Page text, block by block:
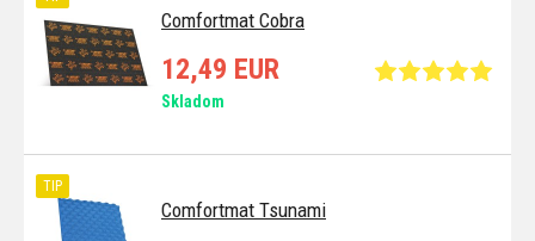
Comfortmat Cobra
12,49 EUR
Skladom
Comfortmat Tsunami
TIP